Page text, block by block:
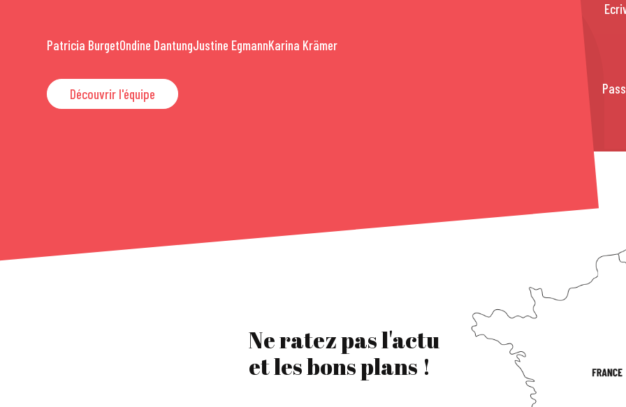
Patricia BurgetOndine DantungJustine EgmannKarina Krämer
Découvrir l'équipe
Ne ratez pas l'actu
et les bons plans !